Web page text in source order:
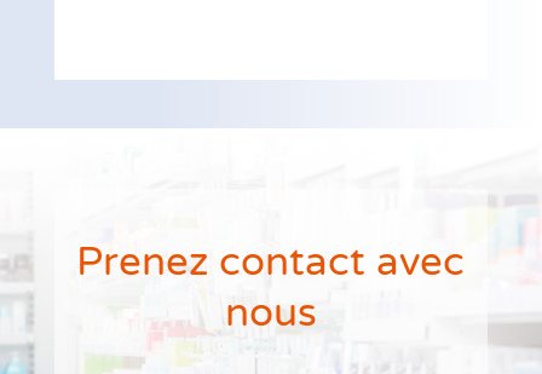
Prenez contact avec
nous